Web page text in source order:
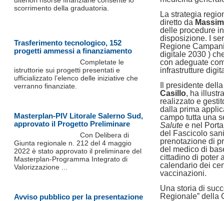
La strategia
diretto da
delle procedure
disposizione. I
Regione
digitale 2030 )
con adeguate
infrastrutture
Il presidente
Casillo, ha
realizzato e
dalla prima
campo tutta una
Salute e nel
del Fascicolo
prenotazione di
del medico di
cittadino di poter
calendario dei
vaccinazioni.
Una storia di
Regionale” della
scorrimento della graduatoria.
Trasferimento tecnologico, 152
progetti ammessi a finanziamento
Completate le
istruttorie sui progetti presentati e
ufficializzato l’elenco delle iniziative che
verranno finanziate.
Masterplan-PIV Litorale Salerno Sud,
approvato il Progetto Preliminare
Con Delibera di
Giunta regionale n. 212 del 4 maggio
2022 è stato approvato il preliminare del
Masterplan-Programma Integrato di
Valorizzazione ...
Avviso pubblico per la presentazione